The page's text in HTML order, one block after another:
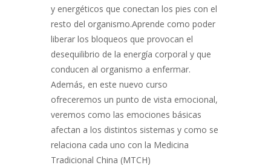
y energéticos que conectan los pies con el
resto del organismo.Aprende como poder
liberar los bloqueos que provocan el
desequilibrio de la energía corporal y que
conducen al organismo a enfermar.
Además, en este nuevo curso
ofreceremos un punto de vista emocional,
veremos como las emociones básicas
afectan a los distintos sistemas y como se
relaciona cada uno con la Medicina
Tradicional China (MTCH)